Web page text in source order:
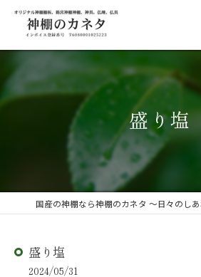
盛り塩
盛り塩
2024/05/31